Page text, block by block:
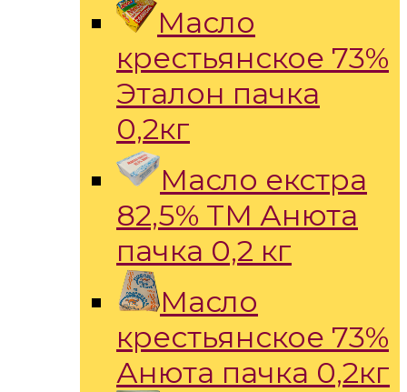
Масло
крестьянское 73%
Эталон пачка
0,2кг
Масло екстра
82,5% ТМ Анюта
пачка 0,2 кг
Масло
крестьянское 73%
Анюта пачка 0,2кг